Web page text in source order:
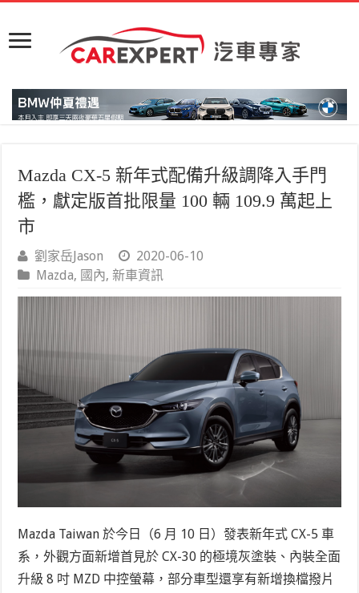
Mazda CX-5 新年式配備升級調降入手門
檻，獻定版首批限量 100 輛 109.9 萬起上
市
劉家岳Jason
2020-06-10
Mazda, 國內,新車資訊
Mazda Taiwan 於今日（6 月 10 日）發表新年式 CX-5 車
系，外觀方面新增首見於 CX-30 的極境灰塗裝、內裝全面
升級 8 吋 MZD 中控螢幕，部分車型還享有新增換檔撥片